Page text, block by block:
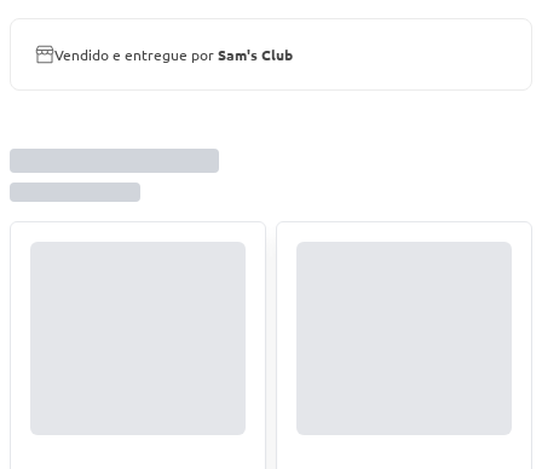
Vendido e entregue porSam's Club